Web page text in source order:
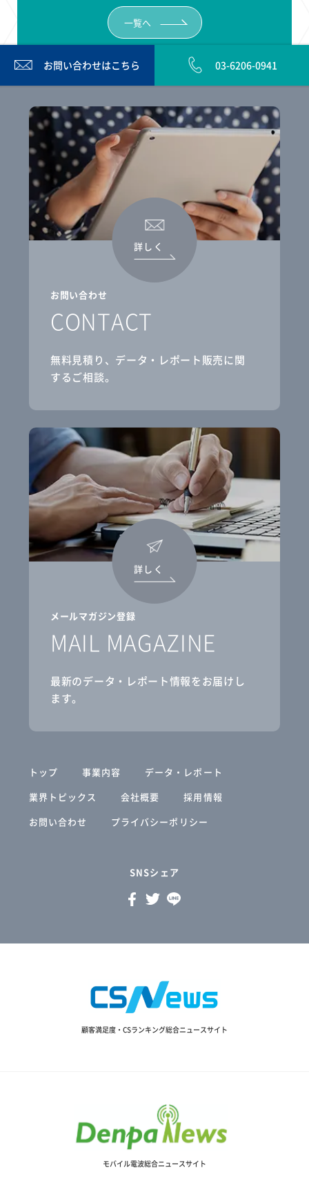
一覧へ
お問い合わせはこちら 03-6206-0941
お問い合わせ
CONTACT
無料見積り、データ・レポート販売に関
するご相談。
詳しく
メールマガジン登録
MAIL MAGAZINE
最新のデータ・レポート情報をお届けし
ます。
詳しく
トップ 事業内容
データ・レポート
業界トピックス
会社概要
採用情報
お問い合わせ
プライバシーポリシー
SNSシェア
顧客満足度・CSランキング総合ニュースサイト
モバイル電波総合ニュースサイト